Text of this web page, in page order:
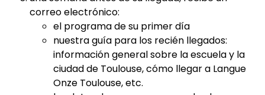
correo electrónico:
el programa de su primer día
nuestra guía para los recién llegados:
información general sobre la escuela y la
ciudad de Toulouse, cómo llegar a Langue
Onze Toulouse, etc.